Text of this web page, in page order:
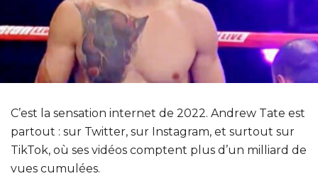
C’est la sensation internet de 2022. Andrew Tate est
partout : sur Twitter, sur Instagram, et surtout sur
TikTok, où ses vidéos comptent plus d’un milliard de
vues cumulées.